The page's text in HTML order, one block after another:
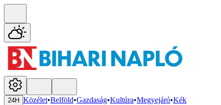
24H Közélet•Belföld•Gazdaság•Kultúra•Megyejáró•Kék